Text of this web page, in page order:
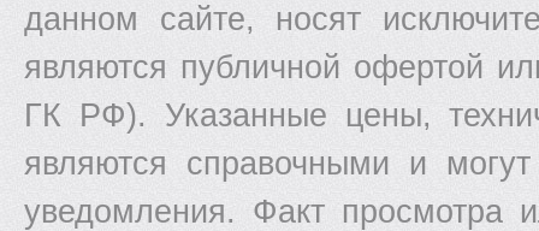
данном сайте, носят
являются публичной офертой
ГК РФ). Указанные цены,
являются справочными и
уведомления. Факт просмотра